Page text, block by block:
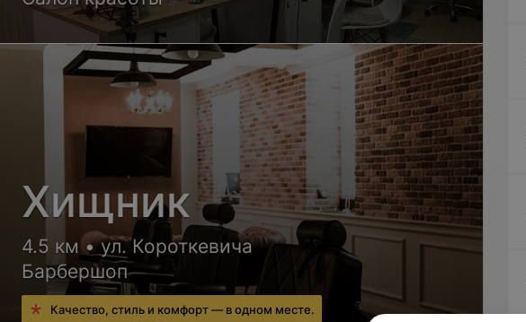
Хищник
4.5 км • ул. Короткевича
Барбершоп
Качество, стиль и комфорт — в одном месте.